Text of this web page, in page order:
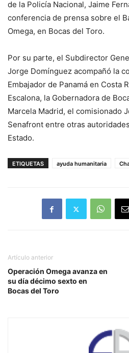
de la Policía Nacional, Jaime
conferencia de prensa sobre el
Omega, en Bocas del Toro.
Por su parte, el Subdirector
Jorge Domínguez acompañó la
Embajador de Panamá en Costa
Escalona, la Gobernadora de
Marcela Madrid, el comisionado
Senafront entre otras
Estado.
ETIQUETAS ayuda humanitaria
Artículo anterior
Operación Omega avanza en
su día décimo sexto en
Bocas del Toro